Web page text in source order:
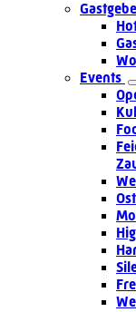
Events